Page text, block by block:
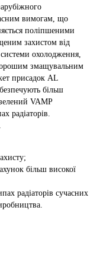
вимогам, що
поліпшеними
захистом від
охолодження,
змащувальним
присадок AL
більш
VAMP
радіаторів.
більш високої
радіаторів сучасних